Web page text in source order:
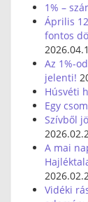
1% –
Április
fontos
Az 1%-
jelenti!
Húsvéti
Egy
Szívből
A mai
Vidéki